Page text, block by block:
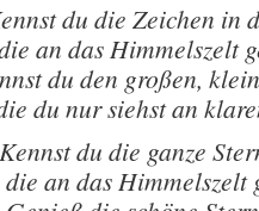
du die Zeichen in
an das Himmelszelt
du den großen,
du nur siehst an
Kennst du die ganze
die an das Himmelszelt